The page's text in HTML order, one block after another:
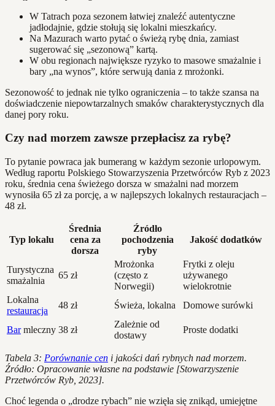
W Tatrach poza sezonem łatwiej znaleźć autentyczne
jadłodajnie, gdzie stołują się lokalni mieszkańcy.
Na Mazurach warto pytać o świeżą rybę dnia, zamiast
sugerować się „sezonową” kartą.
W obu regionach największe ryzyko to masowe smażalnie i
bary „na wynos”, które serwują dania z mrożonki.
Sezonowość to jednak nie tylko ograniczenia – to także szansa na
doświadczenie niepowtarzalnych smaków charakterystycznych dla
danej pory roku.
Czy nad morzem zawsze przepłacisz za rybę?
To pytanie powraca jak bumerang w każdym sezonie urlopowym.
Według raportu Polskiego Stowarzyszenia Przetwórców Ryb z 2023
roku, średnia cena świeżego dorsza w smażalni nad morzem
wynosiła 65 zł za porcję, a w najlepszych lokalnych restauracjach –
48 zł.
Typ lokalu
Średnia
cena za
dorsza
Źródło
pochodzenia
ryby
Jakość dodatków
Turystyczna
smażalnia
65 zł
Mrożonka
(często z
Norwegii)
Frytki z oleju
używanego
wielokrotnie
Lokalna
restauracja
48 zł Świeża, lokalna Domowe surówki
Barmleczny 38 zł
Zależnie od
dostawy
Proste dodatki
Tabela 3: Porównanie cen i jakości dań rybnych nad morzem.
Źródło: Opracowanie własne na podstawie [Stowarzyszenie
Przetwórców Ryb, 2023].
Choć legenda o „drodze rybach” nie wzięła się znikąd, umiejętne